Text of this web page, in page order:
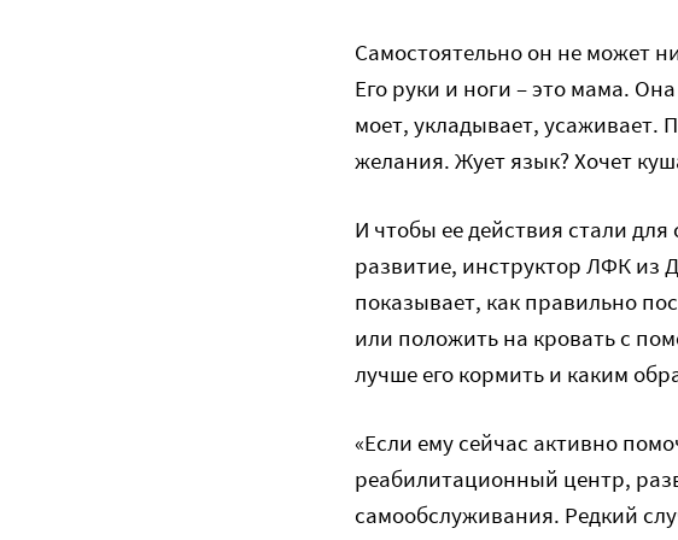
Самостоятельно он не может
Его руки и ноги – это мама.
моет, укладывает, усаживает.
желания. Жует язык? Хочет
И чтобы ее действия стали
развитие, инструктор ЛФК из
показывает, как правильно
или положить на кровать с
лучше его кормить и каким
«Если ему сейчас активно
реабилитационный центр,
самообслуживания. Редкий